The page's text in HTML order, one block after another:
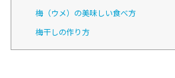
梅（ウメ）の美味しい食べ方
梅干しの作り方